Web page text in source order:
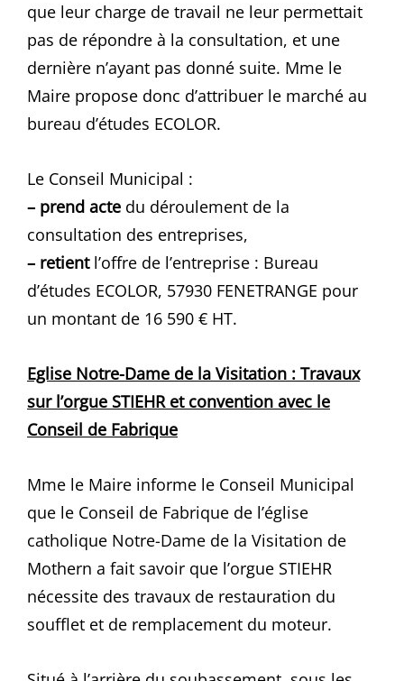
que leur charge de travail ne leur permettait
pas de répondre à la consultation, et une
dernière n’ayant pas donné suite. Mme le
Maire propose donc d’attribuer le marché au
bureau d’études ECOLOR.
Le Conseil Municipal :
– prend acte du déroulement de la
consultation des entreprises,
– retientl’offre de l’entreprise : Bureau
d’études ECOLOR, 57930 FENETRANGE pour
un montant de 16 590 € HT.
Eglise Notre-Dame de la Visitation : Travaux
sur l’orgue STIEHR et convention avec le
Conseil de Fabrique
Mme le Maire informe le Conseil Municipal
que le Conseil de Fabrique de l’église
catholique Notre-Dame de la Visitation de
Mothern a fait savoir que l’orgue STIEHR
nécessite des travaux de restauration du
soufflet et de remplacement du moteur.